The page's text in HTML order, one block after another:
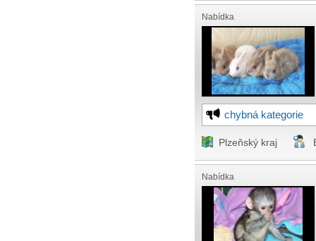
Nabídka
chybná kategorie
Plzeňský kraj
Nabídka